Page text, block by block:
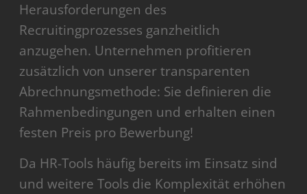
Herausforderungen des
Recruitingprozesses ganzheitlich
anzugehen. Unternehmen profitieren
zusätzlich von unserer transparenten
Abrechnungsmethode: Sie definieren die
Rahmenbedingungen und erhalten einen
festen Preis pro Bewerbung!
Da HR-Tools häufig bereits im Einsatz sind
und weitere Tools die Komplexität erhöhen